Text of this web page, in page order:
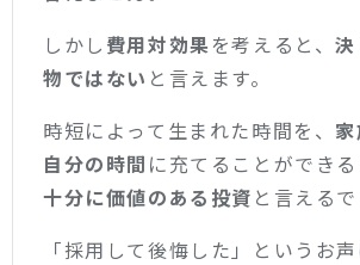
しかし 費用対効果 を考えると、
物ではない と言えます。
時短によって生まれた時間を、
自分の時間 に充てることができる
十分に価値のある投資 と言えるで
「採用して後悔した」というお